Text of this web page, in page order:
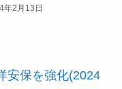
年2月13日
安保を強化(2024